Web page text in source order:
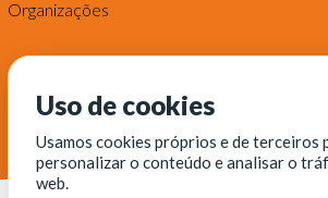
Organizações
Uso de cookies
Usamos cookies próprios e de terceiros
personalizar o conteúdo e analisar o
web.